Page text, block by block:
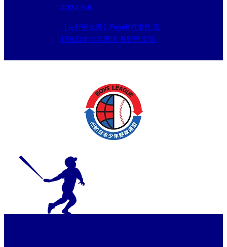
2024.9.8
【長野県支部】FoseKift協賛 第
17回日本少年野球 長野県支部ジ
等） 2024/9/8結果